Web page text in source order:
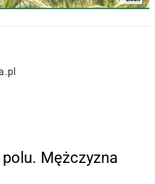
polu. Mężczyzna